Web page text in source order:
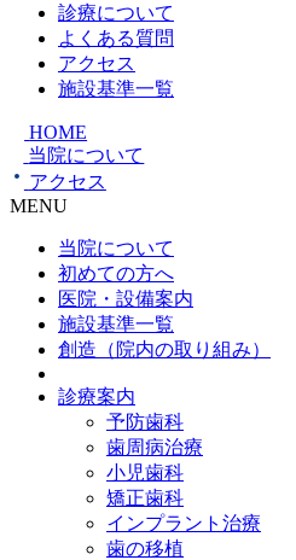
診療について
よくある質問
アクセス
施設基準一覧
HOME
当院について
アクセス
MENU
当院について
初めての方へ
医院・設備案内
施設基準一覧
創造（院内の取り組み）
診療案内
予防歯科
歯周病治療
小児歯科
矯正歯科
インプラント治療
歯の移植